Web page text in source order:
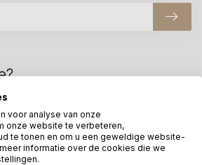
keuze of geven advies, bel of app
06-23643267
Klantenservice
voor analyse van onze
onze website te verbeteren,
te tonen en om u een geweldige website-
informatie over de cookies die we